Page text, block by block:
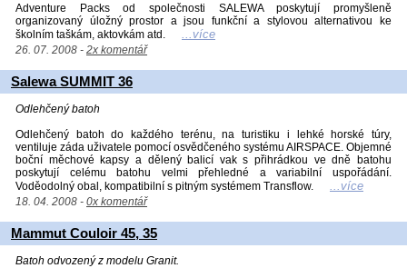
Adventure Packs od společnosti SALEWA poskytují promyšleně
organizovaný úložný prostor a jsou funkční a stylovou alternativou ke
školním taškám, aktovkám atd.
...více
26. 07. 2008 - 2x komentář
Salewa SUMMIT 36
Odlehčený batoh
Odlehčený batoh do každého terénu, na turistiku i lehké horské túry,
ventiluje záda uživatele pomocí osvědčeného systému AIRSPACE. Objemné
boční měchové kapsy a dělený balicí vak s přihrádkou ve dně batohu
poskytují celému batohu velmi přehledné a variabilní uspořádání.
Voděodolný obal, kompatibilní s pitným systémem Transflow.
...více
18. 04. 2008 - 0x komentář
Mammut Couloir 45, 35
Batoh odvozený z modelu Granit.